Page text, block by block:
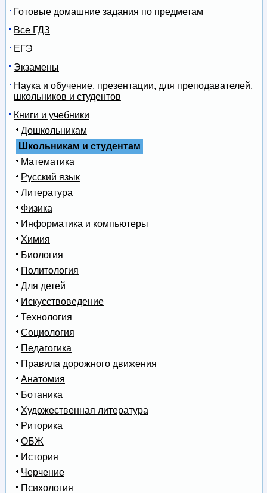
Готовые домашние задания по предметам
Все ГДЗ
ЕГЭ
Экзамены
Наука и обучение, презентации, для преподавателей,
школьников и студентов
Книги и учебники
Дошкольникам
Школьникам и студентам
Математика
Русский язык
Литература
Физика
Информатика и компьютеры
Химия
Биология
Политология
Для детей
Искусствоведение
Технология
Социология
Педагогика
Правила дорожного движения
Анатомия
Ботаника
Художественная литература
Риторика
ОБЖ
История
Черчение
Психология